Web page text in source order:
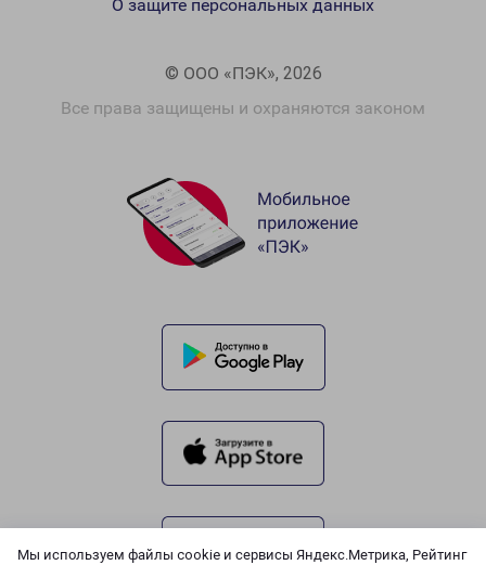
Мы используем файлы cookie и сервисы Яндекс.Метрика, Рейтинг
© ООО «ПЭК», 2026
Все права защищены и охраняются законом
О защите персональных данных